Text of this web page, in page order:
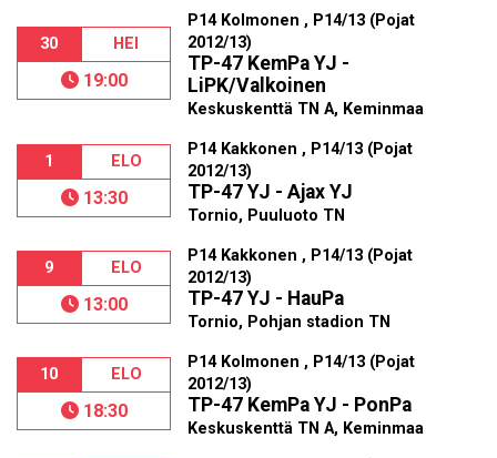
30 HEI
19:00
P14 Kolmonen , P14/13 (Pojat
2012/13)
TP-47 KemPa YJ -
LiPK/Valkoinen
Keskuskenttä TN A, Keminmaa
1 ELO
13:30
P14 Kakkonen , P14/13 (Pojat
2012/13)
TP-47 YJ - Ajax YJ
Tornio, Puuluoto TN
9 ELO
13:00
P14 Kakkonen , P14/13 (Pojat
2012/13)
TP-47 YJ - HauPa
Tornio, Pohjan stadion TN
10 ELO
18:30
P14 Kolmonen , P14/13 (Pojat
2012/13)
TP-47 KemPa YJ - PonPa
Keskuskenttä TN A, Keminmaa